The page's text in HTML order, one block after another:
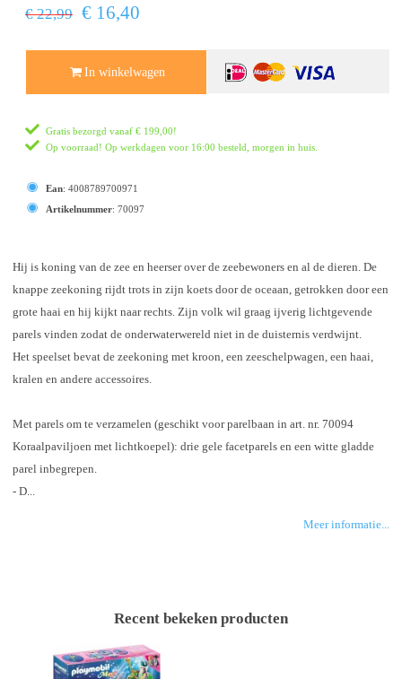
€ 22,99 € 16,40
In winkelwagen
Gratis bezorgd vanaf € 199,00!
Op voorraad! Op werkdagen voor 16:00 besteld, morgen in huis.
Ean: 4008789700971
Artikelnummer: 70097
Hij is koning van de zee en heerser over de zeebewoners en al de dieren. De
knappe zeekoning rijdt trots in zijn koets door de oceaan, getrokken door een
grote haai en hij kijkt naar rechts. Zijn volk wil graag ijverig lichtgevende
parels vinden zodat de onderwaterwereld niet in de duisternis verdwijnt.
Het speelset bevat de zeekoning met kroon, een zeeschelpwagen, een haai,
kralen en andere accessoires.
Met parels om te verzamelen (geschikt voor parelbaan in art. nr. 70094
Koraalpaviljoen met lichtkoepel): drie gele facetparels en een witte gladde
parel inbegrepen.
- D...
Meer informatie...
Recent bekeken producten